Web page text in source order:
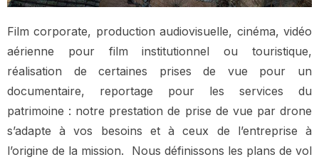
Film corporate, production audiovisuelle, cinéma, vidéo
aérienne pour film institutionnel ou touristique,
réalisation de certaines prises de vue pour un
documentaire, reportage pour les services du
patrimoine : notre prestation de prise de vue par drone
s’adapte à vos besoins et à ceux de l’entreprise à
l’origine de la mission. Nous définissons les plans de vol